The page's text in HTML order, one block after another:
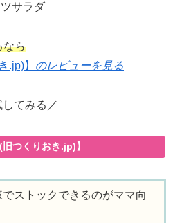
サラダ
なら
.jp)】 のレビューを見る
てみる／
旧つくりおき.jp)】
でストックできるのがママ向